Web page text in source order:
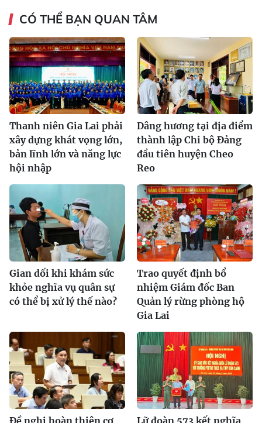
CÓ THỂ BẠN QUAN TÂM
Thanh niên Gia Lai phải
xây dựng khát vọng lớn,
bản lĩnh lớn và năng lực
hội nhập
Dâng hương tại địa điểm
thành lập Chi bộ Đảng
đầu tiên huyện Cheo
Reo
Gian dối khi khám sức
khỏe nghĩa vụ quân sự
có thể bị xử lý thế nào?
Trao quyết định bổ
nhiệm Giám đốc Ban
Quản lý rừng phòng hộ
Gia Lai